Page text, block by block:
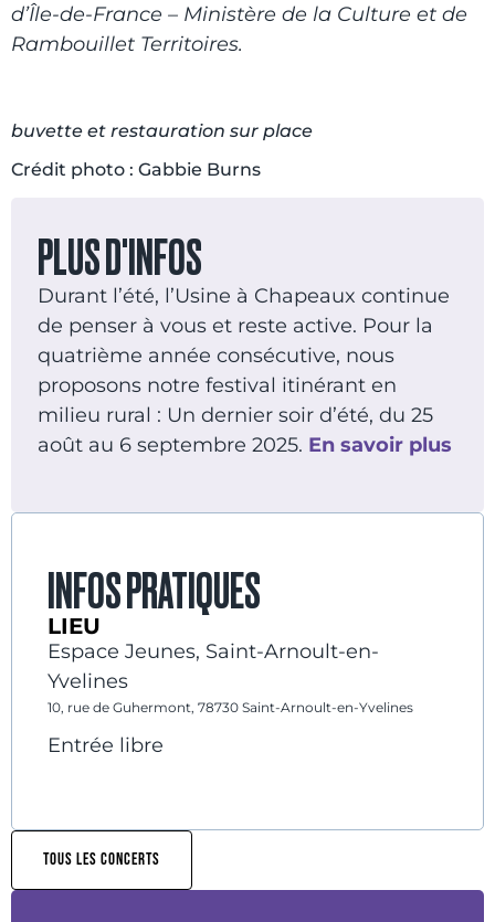
d’Île-de-France – Ministère de la Culture et de
Rambouillet Territoires.
buvette et restauration sur place
Crédit photo : Gabbie Burns
PLUS D'INFOS
Durant l’été, l’Usine à Chapeaux continue
de penser à vous et reste active. Pour la
quatrième année consécutive, nous
proposons notre festival itinérant en
milieu rural : Un dernier soir d’été, du 25
août au 6 septembre 2025. En savoir plus
INFOS PRATIQUES
LIEU
Espace Jeunes, Saint-Arnoult-en-
Yvelines
10, rue de Guhermont, 78730 Saint-Arnoult-en-Yvelines
Entrée libre
TOUS LES CONCERTS